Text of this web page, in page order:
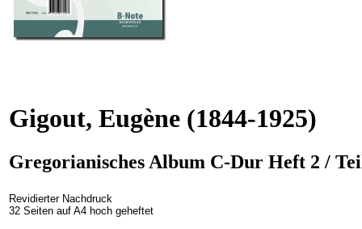
Gigout, Eugène (1844-1925)
Gregorianisches Album C-Dur Heft 2 /
Revidierter Nachdruck
32 Seiten auf A4 hoch geheftet